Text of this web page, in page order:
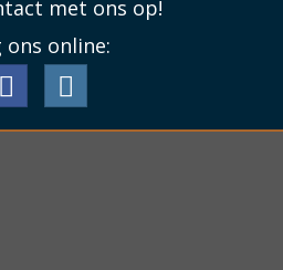
minder
met ons op!
ons online: